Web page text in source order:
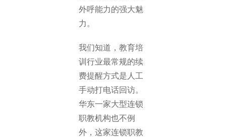
外呼能力的强大魅
力。
我们知道，教育培
训行业最常规的续
费提醒方式是人工
手动打电话回访。
华东一家大型连锁
职教机构也不例
外，这家连锁职教